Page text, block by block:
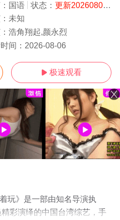
国语 状态： 更新20260806 -
未知
浩角翔起,颜永烈
间： 2026-08-06
 极速观看
玩》是一部由知名导演执
彩演绎的中国台湾综艺，手